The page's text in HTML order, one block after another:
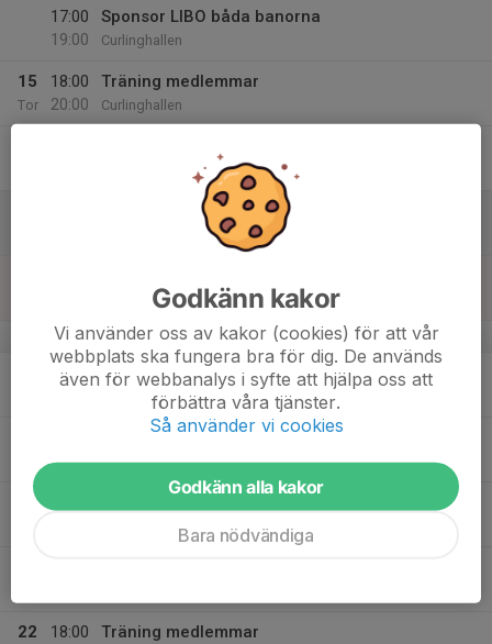
17:00
19:00
Sponsor LIBO båda banorna
Curlinghallen
15
Tor
18:00
20:00
Träning medlemmar
Curlinghallen
v.4
20:00
Träning medlemmar
Curlinghallen
21
Curlinghallen
22
18:00
Träning medlemmar
Godkänn kakor
Vi använder oss av kakor (cookies) för att vår
webbplats ska fungera bra för dig. De används
även för webbanalys i syfte att hjälpa oss att
förbättra våra tjänster.
Så använder vi cookies
Godkänn alla kakor
Bara nödvändiga